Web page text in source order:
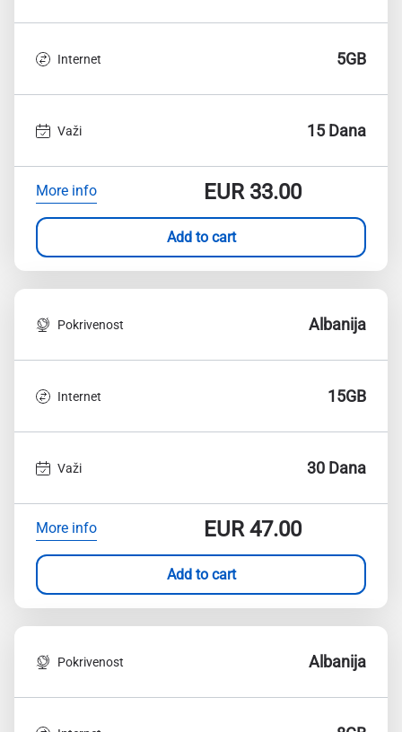
Internet 5GB
Važi 15 Dana
More info EUR33.00
Add to cart
Pokrivenost Albanija
Internet 15GB
Važi 30 Dana
More info EUR47.00
Add to cart
Pokrivenost Albanija